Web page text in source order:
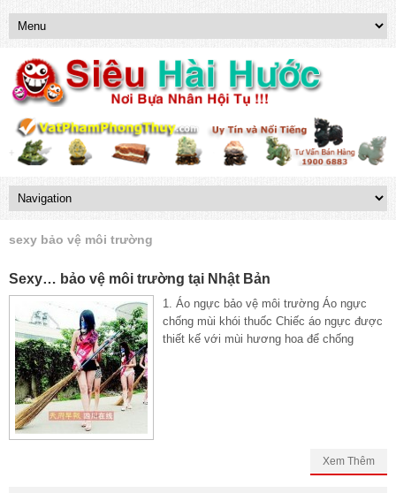
sexy bảo vệ môi trường
Sexy… bảo vệ môi trường tại Nhật Bản
1. Áo ngực bảo vệ môi trường Áo ngực
chống mùi khói thuốc Chiếc áo ngực được
thiết kế với mùi hương hoa để chống
Xem Thêm